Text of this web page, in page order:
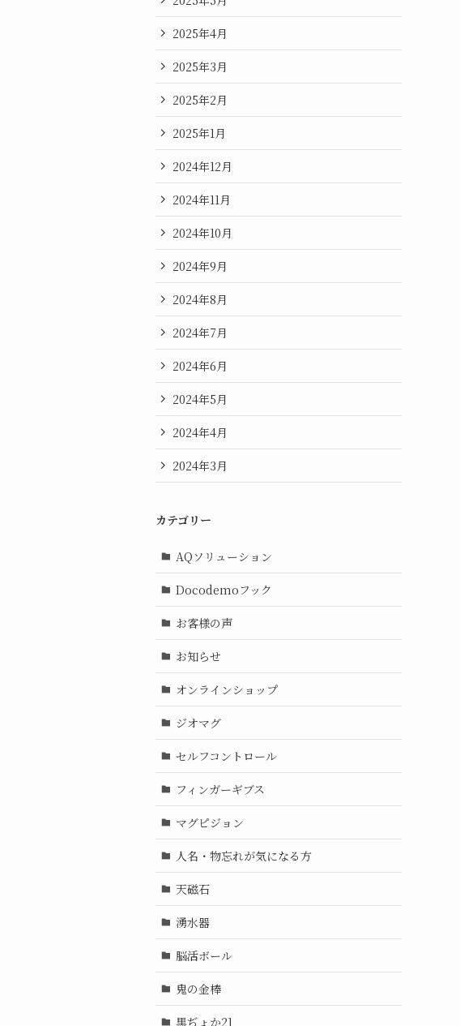
2025年4月
2025年3月
2025年2月
2025年1月
2024年12月
2024年11月
2024年10月
2024年9月
2024年8月
2024年7月
2024年6月
2024年5月
2024年4月
2024年3月
カテゴリー
AQソリューション
Docodemoフック
お客様の声
お知らせ
オンラインショップ
ジオマグ
セルフコントロール
フィンガーギブス
マグピジョン
人名・物忘れが気になる方
天磁石
湧水器
脳活ボール
鬼の金棒
黒ぢょか21